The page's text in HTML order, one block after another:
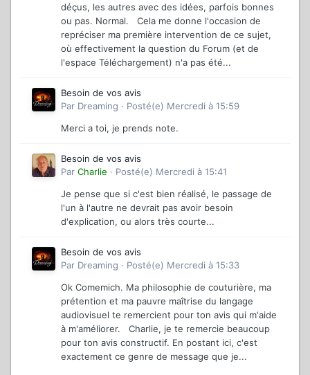
déçus, les autres avec des idées, parfois bonnes
ou pas. Normal. Cela me donne l'occasion de
repréciser ma première intervention de ce sujet,
où effectivement la question du Forum (et de
l'espace Téléchargement) n'a pas été...
Besoin de vos avis
Par Dreaming · Posté(e) Mercredi à 15:59
Merci a toi, je prends note.
Besoin de vos avis
Par Charlie · Posté(e) Mercredi à 15:41
Je pense que si c'est bien réalisé, le passage de
l'un à l'autre ne devrait pas avoir besoin
d'explication, ou alors très courte...
Besoin de vos avis
Par Dreaming · Posté(e) Mercredi à 15:33
Ok Comemich. Ma philosophie de couturière, ma
prétention et ma pauvre maîtrise du langage
audiovisuel te remercient pour ton avis qui m'aide
à m'améliorer. Charlie, je te remercie beaucoup
pour ton avis constructif. En postant ici, c'est
exactement ce genre de message que je...